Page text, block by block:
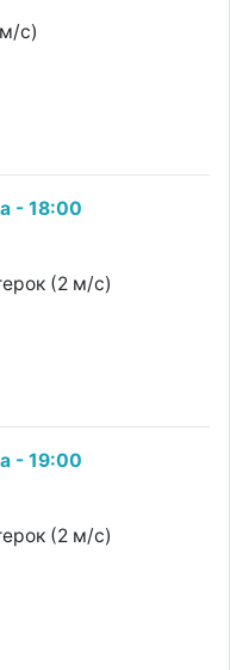
с)
- 18:00
(2 м/с)
- 19:00
(2 м/с)